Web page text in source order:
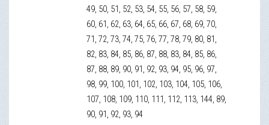
49, 50, 51, 52, 53, 54, 55, 56, 57, 58, 59,
60, 61, 62, 63, 64, 65, 66, 67, 68, 69, 70,
71, 72, 73, 74, 75, 76, 77, 78, 79, 80, 81,
82, 83, 84, 85, 86, 87, 88, 83, 84, 85, 86,
87, 88, 89, 90, 91, 92, 93, 94, 95, 96, 97,
98, 99, 100, 101, 102, 103, 104, 105, 106,
107, 108, 109, 110, 111, 112, 113, 144, 89,
90, 91, 92, 93, 94